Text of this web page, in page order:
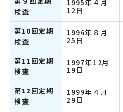
検査
1995年４月
12日
第10回定期
検査
1996年８月
25日
第11回定期
検査
1997年12月
19日
第12回定期
検査
1999年４月
29日